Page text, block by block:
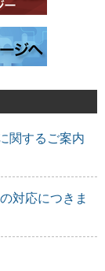
関するご案内
対応につきま